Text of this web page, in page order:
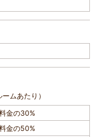
ムあたり）
金の30%
金の50%